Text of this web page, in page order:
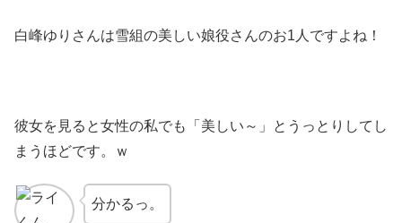
白峰ゆりさんは雪組の美しい娘役さんのお1人ですよね！
彼女を見ると女性の私でも「美しい～」とうっとりしてし
まうほどです。ｗ
分かるっ。